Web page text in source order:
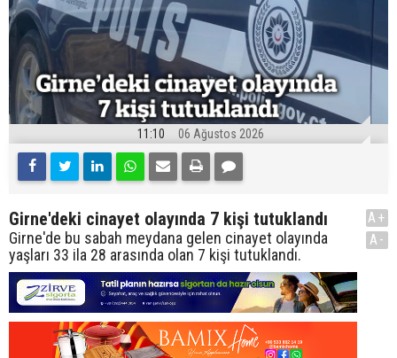
11:10 06 Ağustos 2026
Girne'deki cinayet olayında 7 kişi tutuklandı
Girne'de bu sabah meydana gelen cinayet olayında
yaşları 33 ila 28 arasında olan 7 kişi tutuklandı.
A+
A-